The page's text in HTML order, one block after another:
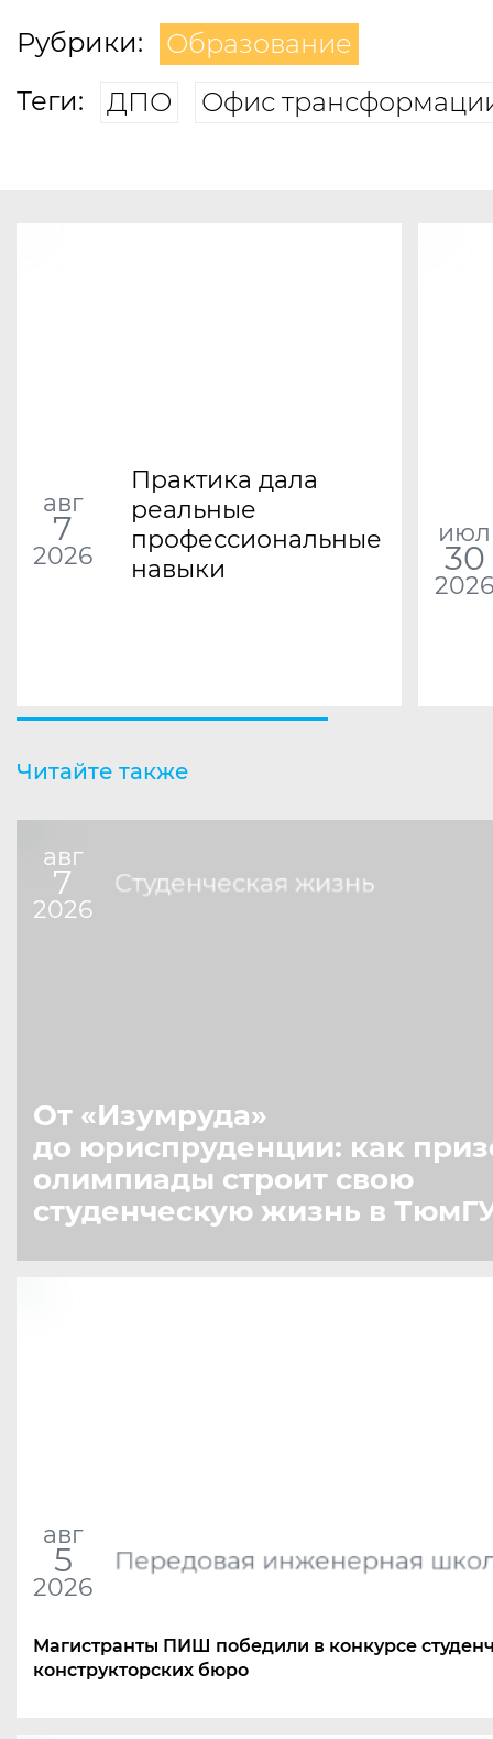
Рубрики:
Образование
Теги:
ДПО Офис
авг
7
2026
Практика дала
реальные
профессиональные
навыки
июл
30
2026
Читайте также
авг
7
2026
Студенческая жизнь
От «Изумруда»
до юриспруденции: как
олимпиады строит свою
студенческую жизнь в
авг
5
2026
Передовая инженерная
Магистранты ПИШ победили в конкурсе
конструкторских бюро